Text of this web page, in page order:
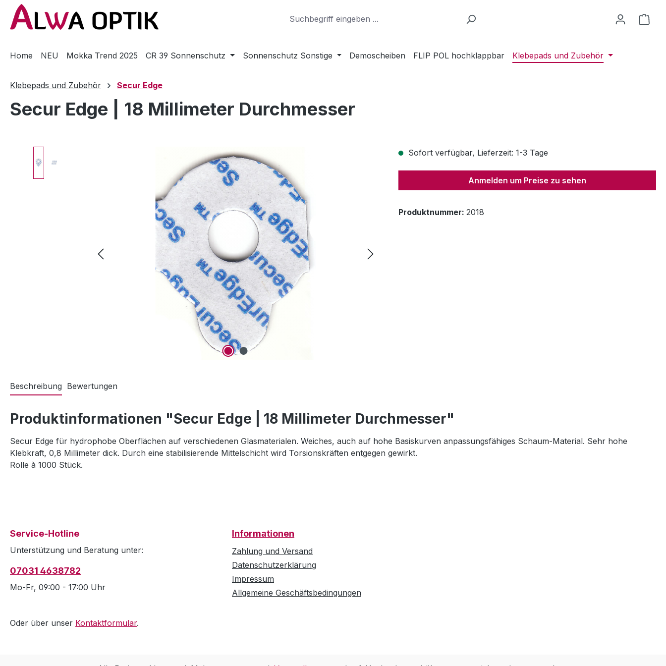
Hauptinhalt springen
Zur Suche springen
Zur Hauptnavigation springen
Home NEU Mokka Trend 2025 CR 39 Sonnenschutz Sonnenschutz Sonstige Demoscheiben FLIP POL hochklappbar Klebepads und Zubehör
Klebepads und Zubehör Secur Edge
Secur Edge | 18 Millimeter Durchmesser
Sofort verfügbar, Lieferzeit: 1-3 Tage
Anmelden um Preise zu sehen
Produktnummer: 2018
Beschreibung Bewertungen
Produktinformationen "Secur Edge | 18 Millimeter Durchmesser"
Secur Edge für hydrophobe Oberflächen auf verschiedenen Glasmaterialen. Weiches, auch auf hohe Basiskurven anpassungsfähiges Schaum-Material. Sehr hohe
Klebkraft, 0,8 Millimeter dick. Durch eine stabilisierende Mittelschicht wird Torsionskräften entgegen gewirkt.
Rolle à 1000 Stück.
Service-Hotline
Unterstützung und Beratung unter:
07031 4638782
Mo-Fr, 09:00 - 17:00 Uhr
Oder über unser Kontaktformular.
Informationen
Zahlung und Versand
Datenschutzerklärung
Impressum
Allgemeine Geschäftsbedingungen